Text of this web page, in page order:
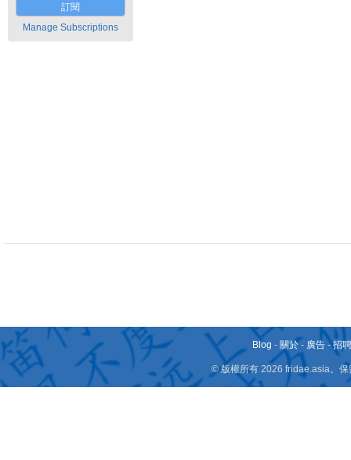
訂閱
Manage Subscriptions
Blog - 關於 - 廣告 -招
© 版權所有 2026 fridae.asia。